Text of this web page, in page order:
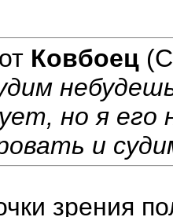
Ковбоец
но я
и
зрения